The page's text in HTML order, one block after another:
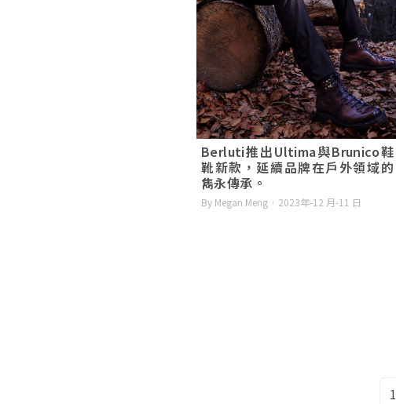
Berluti推出Ultima與Brunico鞋
靴新款，延續品牌在戶外領域的
雋永傳承。
By Megan Meng 2023年-12 月-11 日
1